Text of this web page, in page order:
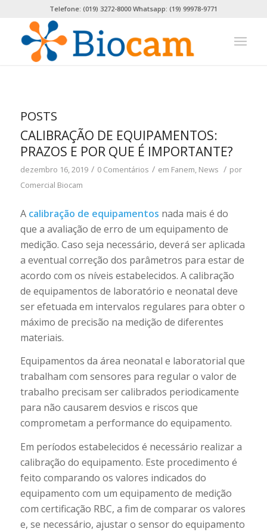
Telefone: (019) 3272-8000 Whatsapp: (19) 99978-9771
POSTS
CALIBRAÇÃO DE EQUIPAMENTOS:
PRAZOS E POR QUE É IMPORTANTE?
dezembro 16, 2019 / 0 Comentários / em Fanem, News / por
Comercial Biocam
A calibração de equipamentos nada mais é do
que a avaliação de erro de um equipamento de
medição. Caso seja necessário, deverá ser aplicada
a eventual correção dos parâmetros para estar de
acordo com os níveis estabelecidos. A calibração
de equipamentos de laboratório e neonatal deve
ser efetuada em intervalos regulares para obter o
máximo de precisão na medição de diferentes
materiais.
Equipamentos da área neonatal e laboratorial que
trabalham com sensores para regular o valor de
trabalho precisam ser calibrados periodicamente
para não causarem desvios e riscos que
comprometam a performance do equipamento.
Em períodos estabelecidos é necessário realizar a
calibração do equipamento. Este procedimento é
feito comparando os valores indicados do
equipamento com um equipamento de medição
com certificação RBC, a fim de comparar os valores
e, se necessário, ajustar o sensor do equipamento